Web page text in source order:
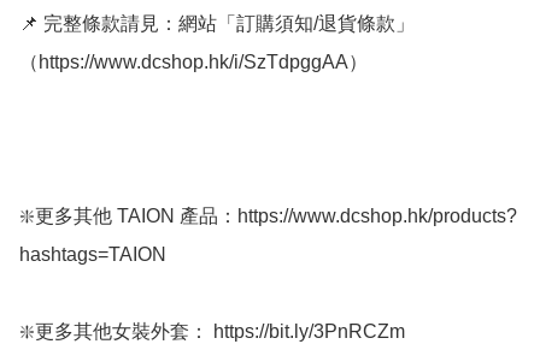
📌 完整條款請見：網站「訂購須知/退貨條款」
（https://www.dcshop.hk/i/SzTdpggAA）
❇️更多其他 TAION 產品：https://www.dcshop.hk/products?
hashtags=TAION
❇️更多其他女裝外套： https://bit.ly/3PnRCZm